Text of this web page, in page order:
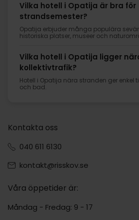
Vilka hotell i Opatija är bra för
strandsemester?
Opatija erbjuder många populära
historiska platser, museer och
Vilka hotell i Opatija ligger
kollektivtrafik?
Hotell i Opatija nära stranden ger enkel
och bad.
Kontakta oss
040 611 6130
kontakt@risskov.se
Våra öppetider är:
Måndag - Fredag: 9 - 17